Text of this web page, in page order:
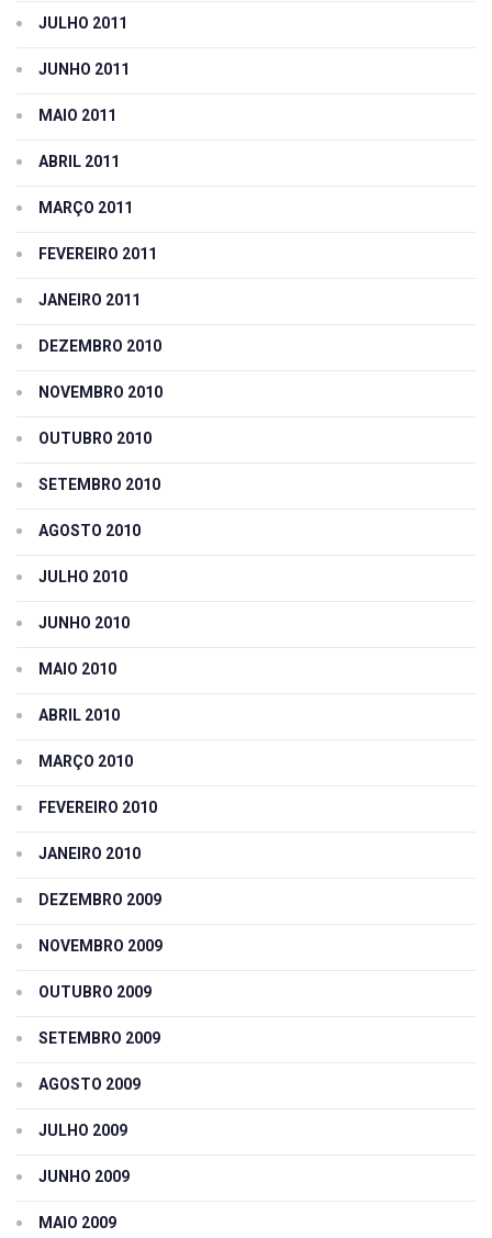
JULHO 2011
JUNHO 2011
MAIO 2011
ABRIL 2011
MARÇO 2011
FEVEREIRO 2011
JANEIRO 2011
DEZEMBRO 2010
NOVEMBRO 2010
OUTUBRO 2010
SETEMBRO 2010
AGOSTO 2010
JULHO 2010
JUNHO 2010
MAIO 2010
ABRIL 2010
MARÇO 2010
FEVEREIRO 2010
JANEIRO 2010
DEZEMBRO 2009
NOVEMBRO 2009
OUTUBRO 2009
SETEMBRO 2009
AGOSTO 2009
JULHO 2009
JUNHO 2009
MAIO 2009